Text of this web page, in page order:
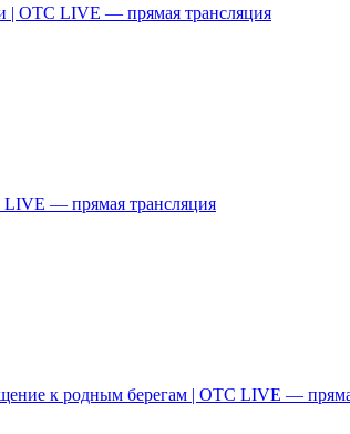
| ОТС LIVE — прямая трансляция
— прямая трансляция
к родным берегам | ОТС LIVE —